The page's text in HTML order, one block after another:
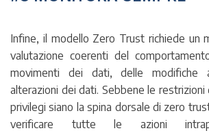
Infine, il modello Zero Trust richiede un
valutazione coerenti del
movimenti dei dati, delle
alterazioni dei dati. Sebbene le restrizioni
privilegi siano la spina dorsale di zero
verificare tutte le azioni